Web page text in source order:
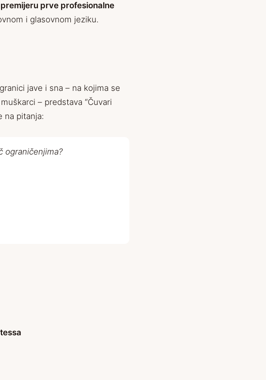
prve profesionalne
i glasovnom jeziku.
jave i sna – na kojima se
– predstava “Čuvari
na pitanja:
ograničenjima?